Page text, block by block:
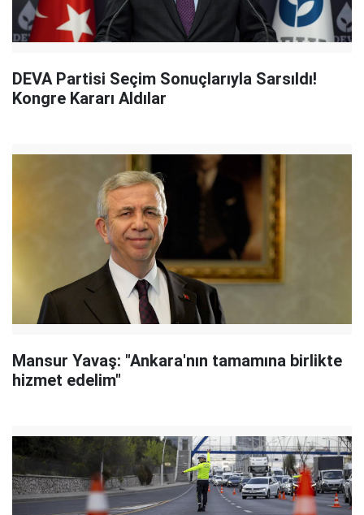
DEVA Partisi Seçim Sonuçlarıyla Sarsıldı!
Kongre Kararı Aldılar
Mansur Yavaş: "Ankara'nın tamamına birlikte
hizmet edelim"